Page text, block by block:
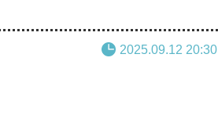
2025.09.12 20:30